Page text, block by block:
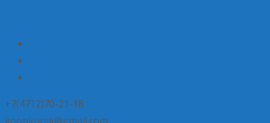
+7(4712)70-21-18